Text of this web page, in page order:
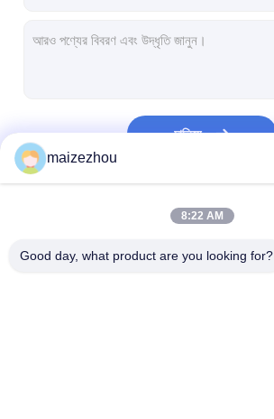
ভি টাইপ পাউডার মিক্সার
শিল্প শুকানোর মেশিন
চালিয়ে
maizezhou
8:22 AM
Good day, what product are you looking for?